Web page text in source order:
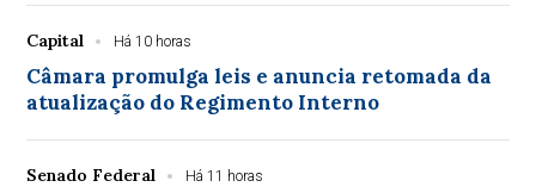
Capital Há 10 horas
Câmara promulga leis e anuncia retomada da
atualização do Regimento Interno
Senado Federal Há 11 horas